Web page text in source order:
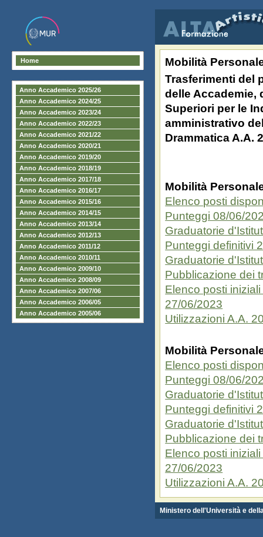
Home
Anno Accademico 2025/26
Anno Accademico 2024/25
Anno Accademico 2023/24
Anno Accademico 2022/23
Anno Accademico 2021/22
Anno Accademico 2020/21
Anno Accademico 2019/20
Anno Accademico 2018/19
Anno Accademico 2017/18
Anno Accademico 2016/17
Anno Accademico 2015/16
Anno Accademico 2014/15
Anno Accademico 2013/14
Anno Accademico 2012/13
Anno Accademico 2011/12
Anno Accademico 2010/11
Anno Accademico 2009/10
Anno Accademico 2008/09
Anno Accademico 2007/06
Anno Accademico 2006/05
Anno Accademico 2005/06
Mobilità
Trasferimenti del
delle Accademie,
Superiori per le
amministrativo
Drammatica A.A.
Mobilità
Elenco posti
Punteggi 08/06/
Graduatorie
Punteggi definitivi
Graduatorie
Pubblicazione dei
Elenco posti
27/06/2023
Utilizzazioni A.A.
Mobilità
Elenco posti
Punteggi 08/06/
Graduatorie
Punteggi definitivi
Graduatorie
Pubblicazione dei
Elenco posti
27/06/2023
Utilizzazioni A.A.
Ministero dell'Università e